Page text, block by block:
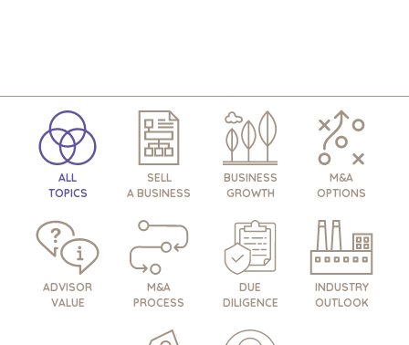
ALL
TOPICS
SELL
A BUSINESS
BUSINESS
GROWTH
M&A
OPTIONS
ADVISOR
VALUE
M&A
PROCESS
DUE
DILIGENCE
INDUSTRY
OUTLOOK